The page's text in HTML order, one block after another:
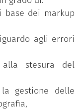
il codice
anche altri
rimane sulla
e i risultati
di competenze
problem
critico. Oltre a
base dei markup
agli errori
stesura del
gestione delle